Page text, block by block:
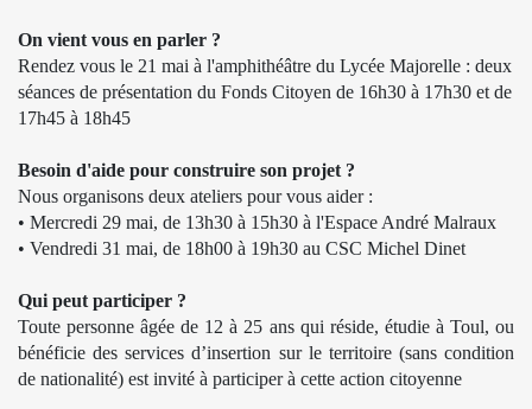
On vient vous en parler ?
Rendez vous le 21 mai à l'amphithéâtre du Lycée Majorelle : deux
séances de présentation du Fonds Citoyen de 16h30 à 17h30 et de
17h45 à 18h45
Besoin d'aide pour construire son projet ?
Nous organisons deux ateliers pour vous aider :
• Mercredi 29 mai, de 13h30 à 15h30 à l'Espace André Malraux
• Vendredi 31 mai, de 18h00 à 19h30 au CSC Michel Dinet
Qui peut participer ?
Toute personne âgée de 12 à 25 ans qui réside, étudie à Toul, ou
bénéficie des services d’insertion sur le territoire (sans condition
de nationalité) est invité à participer à cette action citoyenne